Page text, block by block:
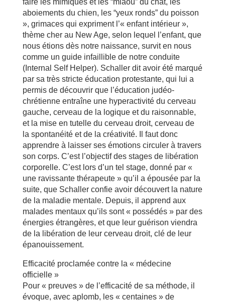
faire les mimiques et les “miaou” du chat, les
aboiements du chien, les “yeux ronds” du poisson
», grimaces qui expriment l’« enfant intérieur »,
thème cher au New Age, selon lequel l’enfant, que
nous étions dès notre naissance, survit en nous
comme un guide infaillible de notre conduite
(Internal Self Helper). Schaller dit avoir été marqué
par sa très stricte éducation protestante, qui lui a
permis de découvrir que l’éducation judéo-
chrétienne entraîne une hyperactivité du cerveau
gauche, cerveau de la logique et du raisonnable,
et la mise en tutelle du cerveau droit, cerveau de
la spontanéité et de la créativité. Il faut donc
apprendre à laisser ses émotions circuler à travers
son corps. C’est l’objectif des stages de libération
corporelle. C’est lors d’un tel stage, donné par «
une ravissante thérapeute » qu’il a épousée par la
suite, que Schaller confie avoir découvert la nature
de la maladie mentale. Depuis, il apprend aux
malades mentaux qu’ils sont « possédés » par des
énergies étrangères, et que leur guérison viendra
de la libération de leur cerveau droit, clé de leur
épanouissement.
Efficacité proclamée contre la « médecine
officielle »
Pour « preuves » de l’efficacité de sa méthode, il
évoque, avec aplomb, les « centaines » de